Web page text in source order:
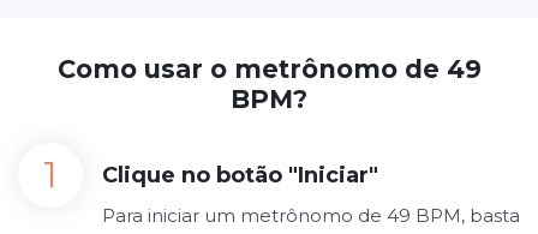
Como usar o metrônomo de 49
BPM?
Clique no botão "Iniciar"
Para iniciar um metrônomo de 49 BPM, basta